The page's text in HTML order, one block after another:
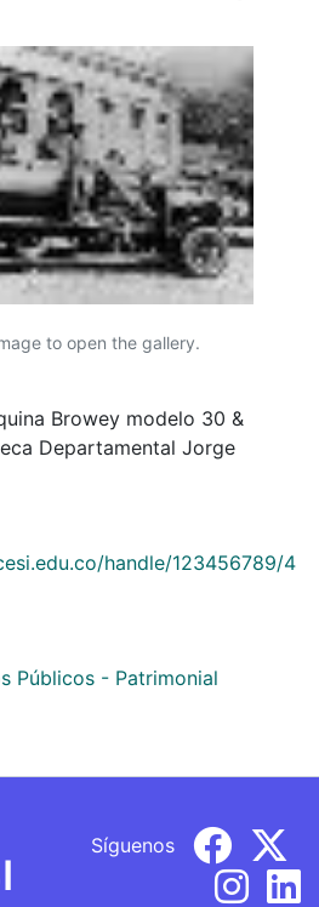
to open the gallery.
Browey modelo 30 &
Departamental Jorge
handle/123456789/4
Públicos - Patrimonial
Síguenos